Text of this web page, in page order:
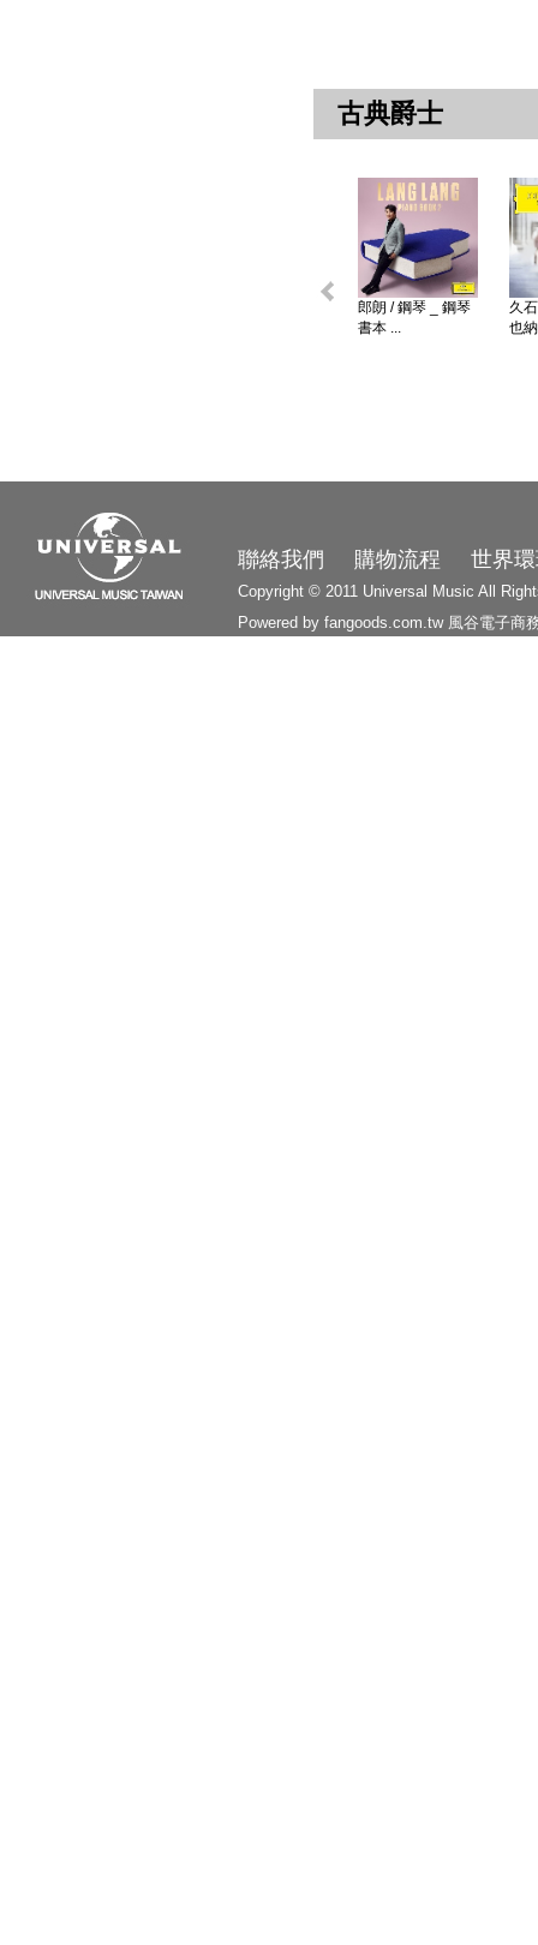
古典爵士
郎朗 / 鋼琴 _ 鋼琴
書本 ...
久
也
聯絡我們 購物流程 世界
Copyright © 2011 Universal Music All
Powered by fangoods.com.tw 風谷電子商